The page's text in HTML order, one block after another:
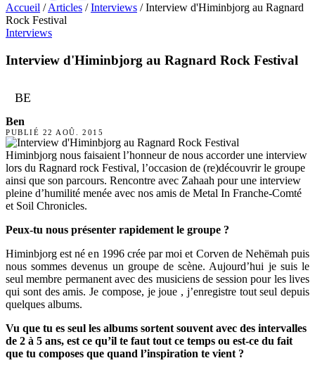
Accueil / Articles / Interviews / Interview d'Himinbjorg au Ragnard
Rock Festival
Interviews
Interview d'Himinbjorg au Ragnard Rock Festival
BE
Ben
PUBLIÉ 22 AOÛ. 2015
Himinbjorg nous faisaient l’honneur de nous accorder une interview
lors du Ragnard rock Festival, l’occasion de (re)découvrir le groupe
ainsi que son parcours. Rencontre avec Zahaah pour une interview
pleine d’humilité menée avec nos amis de Metal In Franche-Comté
et Soil Chronicles.
Peux-tu nous présenter rapidement le groupe ?
Himinbjorg est né en 1996 crée par moi et Corven de Nehëmah puis
nous sommes devenus un groupe de scène. Aujourd’hui je suis le
seul membre permanent avec des musiciens de session pour les lives
qui sont des amis. Je compose, je joue , j’enregistre tout seul depuis
quelques albums.
Vu que tu es seul les albums sortent souvent avec des intervalles
de 2 à 5 ans, est ce qu’il te faut tout ce temps ou est-ce du fait
que tu composes que quand l’inspiration te vient ?